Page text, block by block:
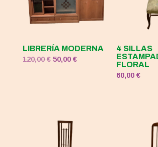
LIBRERÍA MODERNA
120,00€ El
50,00 €El
4 SILLAS
FLORAL
60,00€